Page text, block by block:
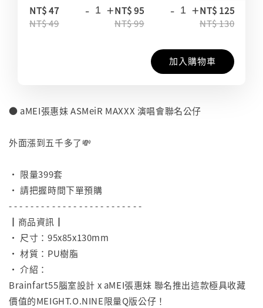
NT$ 47
NT$ 49
- +NT$ 95
NT$ 99
- +NT$ 125
NT$ 130
加入購物車
● aMEI張惠妹 ASMeiR MAXXX 演唱會聯名公仔
外面漲到五千多了💸
• 限量399套
• 請把握時間下單預購
- - - - - - - - - - - - - - - - - - - - - - - - -
┃商品資訊┃
• 尺寸：95x85x130mm
• 材質：PU樹脂
• 介紹：
Brainfart55腦室設計 x aMEI張惠妹 聯名推出這款極具收藏
價值的MEIGHT.O.NINE限量Q版公仔！